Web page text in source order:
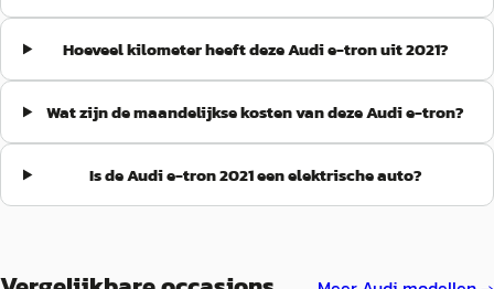
Hoeveel kilometer heeft deze Audi e-tron uit 2021?
Wat zijn de maandelijkse kosten van deze Audi e-tron?
Is de Audi e-tron 2021 een elektrische auto?